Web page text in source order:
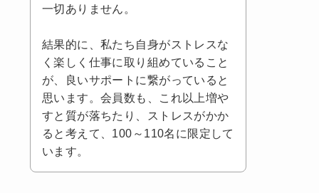
一切ありません。
結果的に、私たち自身がストレスな
く楽しく仕事に取り組めていること
が、良いサポートに繋がっていると
思います。会員数も、これ以上増や
すと質が落ちたり、ストレスがかか
ると考えて、100～110名に限定して
います。